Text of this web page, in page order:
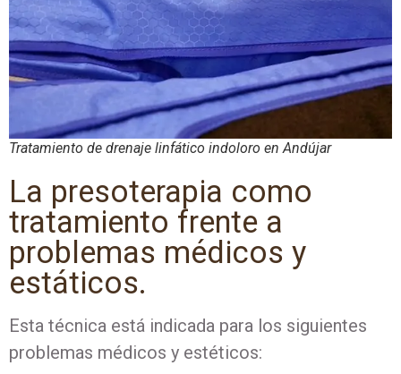
Tratamiento de drenaje linfático indoloro en Andújar
La presoterapia como
tratamiento frente a
problemas médicos y
estáticos.
Esta técnica está indicada para los siguientes
problemas médicos y estéticos: